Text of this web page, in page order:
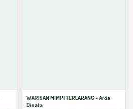
WARISAN MIMPI TERLARANG - Arda
Dinata